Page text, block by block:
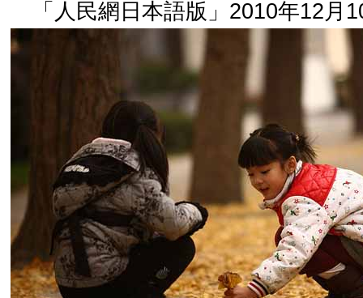
「人民網日本語版」2010年12月